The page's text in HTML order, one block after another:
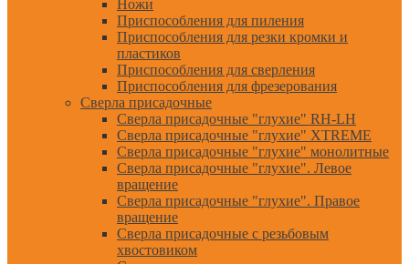
Ножи
Приспособления для пиления
Приспособления для резки кромки и
пластиков
Приспособления для сверления
Приспособления для фрезерования
Сверла присадочные
Сверла присадочные "глухие" RH-LH
Сверла присадочные "глухие" XTREME
Сверла присадочные "глухие" монолитные
Сверла присадочные "глухие". Левое
вращение
Сверла присадочные "глухие". Правое
вращение
Сверла присадочные с резьбовым
хвостовиком